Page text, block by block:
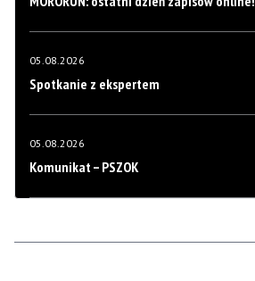
05.08.2026
Spotkanie z ekspertem
05.08.2026
Komunikat – PSZOK